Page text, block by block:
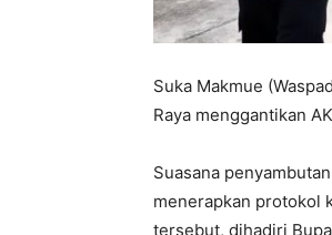
Suka Makmue
Raya menggantikan
Suasana
menerapkan protokol
tersebut, dihadiri